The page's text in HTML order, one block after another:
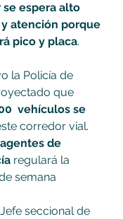
se espera alto
atención porque
pico y placa.
la Policía de
que
vehículos se
corredor vial.
de
regulará la
semana
seccional de